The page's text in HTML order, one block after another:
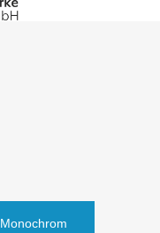
Monochrom